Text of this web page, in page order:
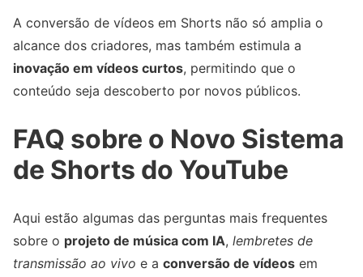
A conversão de vídeos em Shorts não só amplia o
alcance dos criadores, mas também estimula a
inovação em vídeos curtos, permitindo que o
conteúdo seja descoberto por novos públicos.
FAQ sobre o Novo Sistema
de Shorts do YouTube
Aqui estão algumas das perguntas mais frequentes
sobre o projeto de música com IA, lembretes de
transmissão ao vivo e a conversão de vídeos em